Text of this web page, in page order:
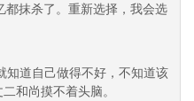
都抹杀了。重新选择，我会选
知道自己做得不好，不知道该
和尚摸不着头脑。